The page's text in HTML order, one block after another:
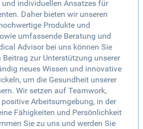
individuellen Ansatzes für
Daher bieten wir unseren
Produkte und
umfassende Beratung und
Advisor bei uns können Sie
Beitrag zur Unterstützung unserer
neues Wissen und innovative
um die Gesundheit unserer
Wir setzen auf Teamwork,
Arbeitsumgebung, in der
Fähigkeiten und Persönlichkeit
Sie zu uns und werden Sie